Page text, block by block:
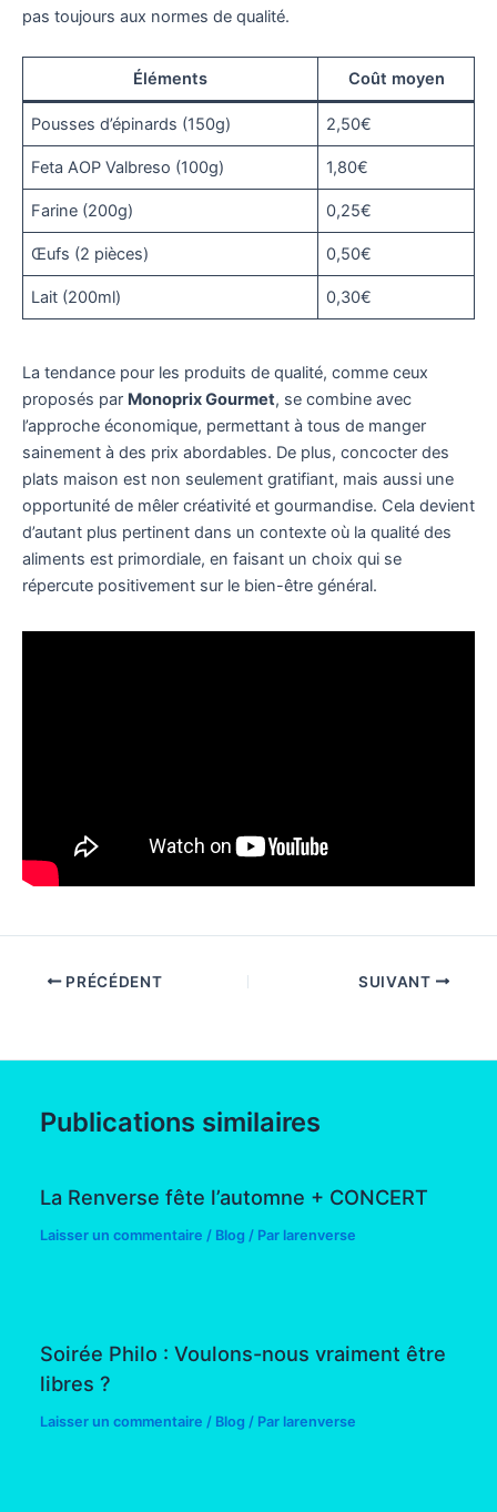
pas toujours aux normes de qualité.
Éléments Coût moyen
Pousses d’épinards (150g) 2,50€
Feta AOP Valbreso (100g) 1,80€
Farine (200g) 0,25€
Œufs (2 pièces) 0,50€
Lait (200ml) 0,30€
La tendance pour les produits de qualité, comme ceux
proposés par Monoprix Gourmet, se combine avec
l’approche économique, permettant à tous de manger
sainement à des prix abordables. De plus, concocter des
plats maison est non seulement gratifiant, mais aussi une
opportunité de mêler créativité et gourmandise. Cela devient
d’autant plus pertinent dans un contexte où la qualité des
aliments est primordiale, en faisant un choix qui se
répercute positivement sur le bien-être général.
PRÉCÉDENT SUIVANT
Publications similaires
La Renverse fête l’automne + CONCERT
Laisser un commentaire / Blog / Par larenverse
Soirée Philo : Voulons-nous vraiment être
libres ?
Laisser un commentaire / Blog / Par larenverse